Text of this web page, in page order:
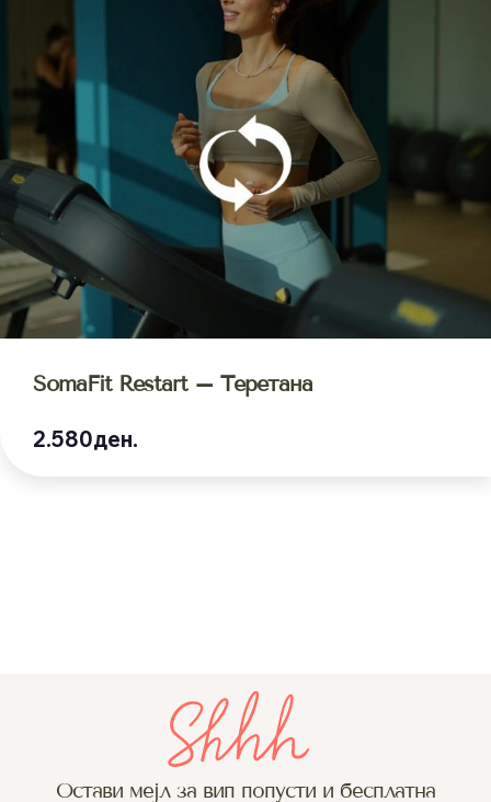
SomaFit Restart – Теретана
2.580ден.
Остави мејл за вип попусти и бесплатна